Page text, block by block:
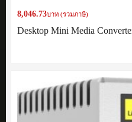
8,046.73บาท (รวมภาษี)
Desktop Mini Media